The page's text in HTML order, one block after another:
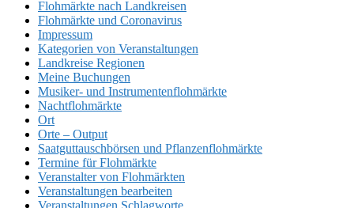
Flohmärkte nach Landkreisen
Flohmärkte und Coronavirus
Impressum
Kategorien von Veranstaltungen
Landkreise Regionen
Meine Buchungen
Musiker- und Instrumentenflohmärkte
Nachtflohmärkte
Ort
Orte – Output
Saatguttauschbörsen und Pflanzenflohmärkte
Termine für Flohmärkte
Veranstalter von Flohmärkten
Veranstaltungen bearbeiten